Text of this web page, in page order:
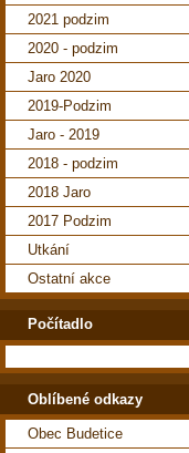
2021 podzim
2020 - podzim
Jaro 2020
2019-Podzim
Jaro - 2019
2018 - podzim
2018 Jaro
2017 Podzim
Utkání
Ostatní akce
Počítadlo
Oblíbené odkazy
Obec Budetice